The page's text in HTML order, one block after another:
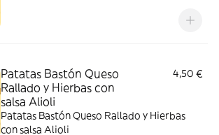
Patatas Bastón Queso
Rallado y Hierbas con
salsa Alioli
4,50 €
Patatas Bastón Queso Rallado y Hierbas
con salsa Alioli